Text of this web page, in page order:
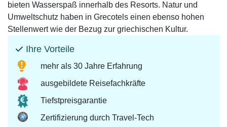
bieten Wasserspaß innerhalb des Resorts. Natur und
Umweltschutz haben in Grecotels einen ebenso hohen
Stellenwert wie der Bezug zur griechischen Kultur.
Ihre Vorteile
mehr als 30 Jahre Erfahrung
ausgebildete Reisefachkräfte
Tiefstpreisgarantie
Zertifizierung durch Travel-Tech